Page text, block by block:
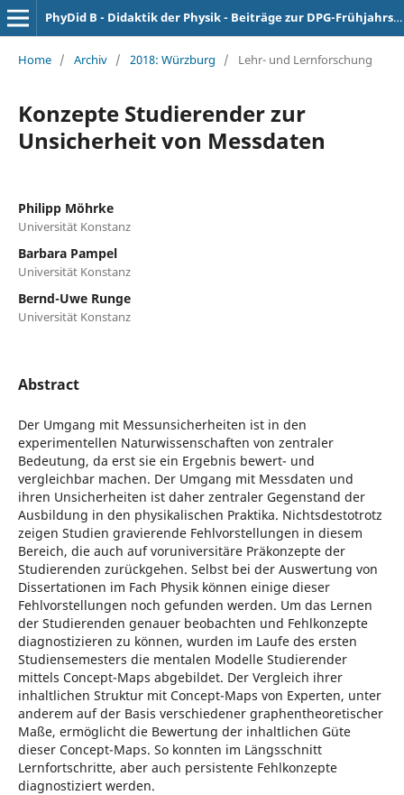
PhyDid B - Didaktik der Physik - Beiträge zur DPG-Frühjahrstagung
Home / Archiv / 2018: Würzburg / Lehr- und Lernforschung
Konzepte Studierender zur
Unsicherheit von Messdaten
Philipp Möhrke
Universität Konstanz
Barbara Pampel
Universität Konstanz
Bernd-Uwe Runge
Universität Konstanz
Abstract
Der Umgang mit Messunsicherheiten ist in den
experimentellen Naturwissenschaften von zentraler
Bedeutung, da erst sie ein Ergebnis bewert- und
vergleichbar machen. Der Umgang mit Messdaten und
ihren Unsicherheiten ist daher zentraler Gegenstand der
Ausbildung in den physikalischen Praktika. Nichtsdestotrotz
zeigen Studien gravierende Fehlvorstellungen in diesem
Bereich, die auch auf voruniversitäre Präkonzepte der
Studierenden zurückgehen. Selbst bei der Auswertung von
Dissertationen im Fach Physik können einige dieser
Fehlvorstellungen noch gefunden werden. Um das Lernen
der Studierenden genauer beobachten und Fehlkonzepte
diagnostizieren zu können, wurden im Laufe des ersten
Studiensemesters die mentalen Modelle Studierender
mittels Concept-Maps abgebildet. Der Vergleich ihrer
inhaltlichen Struktur mit Concept-Maps von Experten, unter
anderem auf der Basis verschiedener graphentheoretischer
Maße, ermöglicht die Bewertung der inhaltlichen Güte
dieser Concept-Maps. So konnten im Längsschnitt
Lernfortschritte, aber auch persistente Fehlkonzepte
diagnostiziert werden.